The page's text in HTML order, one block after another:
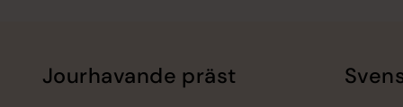
Jourhavande präst